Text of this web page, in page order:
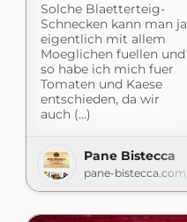
Solche Blaetterteig-
Schnecken kann man ja
eigentlich mit allem
Moeglichen fuellen und
so habe ich mich fuer
Tomaten und Kaese
entschieden, da wir
auch (...)
Pane Bistecca
pane-bistecca.com